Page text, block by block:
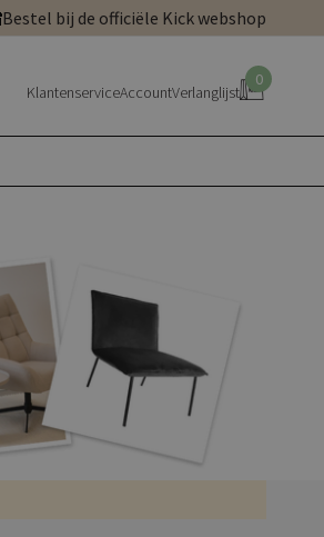
Bestel bij de officiële Kick webshop
KlantenserviceAccountVerlanglijst
0